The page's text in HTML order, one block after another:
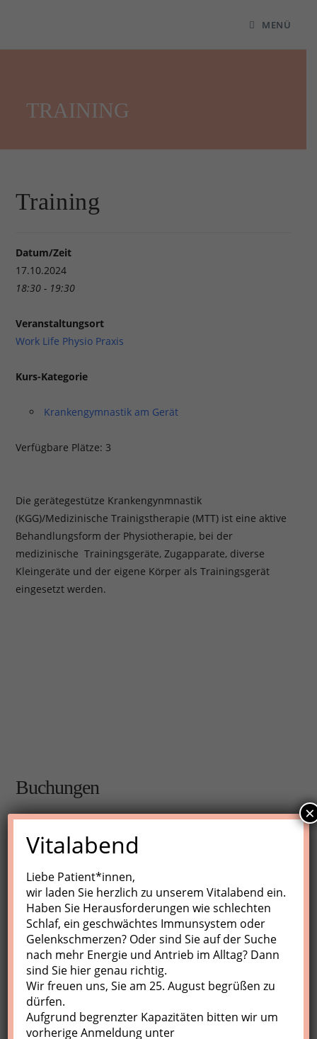
MENÜ
TRAINING
Training
Datum/Zeit
17.10.2024
18:30 - 19:30
Veranstaltungsort
Work Life Physio Praxis
Kurs-Kategorie
Krankengymnastik am Gerät
Verfügbare Plätze: 3
Die gerätegestütze Krankengynmnastik
(KGG)/Medizinische Trainigstherapie (MTT) ist eine aktive
Behandlungsform der Physiotherapie, bei der
medizinische Trainingsgeräte, Zugapparate, diverse
Kleingeräte und der eigene Körper als Trainingsgerät
eingesetzt werden.
Buchungen
Buchungen sind für diese Veranstaltung nicht mehr
möglich.
Nächste Kurse
Keine Veranstaltungen
Profil
Meine Buchungen
Abmelden
Vitalabend
Liebe Patient*innen,
wir laden Sie herzlich zu unserem Vitalabend ein.
Haben Sie Herausforderungen wie schlechten
Schlaf, ein geschwächtes Immunsystem oder
Gelenkschmerzen? Oder sind Sie auf der Suche
nach mehr Energie und Antrieb im Alltag? Dann
sind Sie hier genau richtig.
Wir freuen uns, Sie am 25. August begrüßen zu
dürfen.
Aufgrund begrenzter Kapazitäten bitten wir um
vorherige Anmeldung unter
×